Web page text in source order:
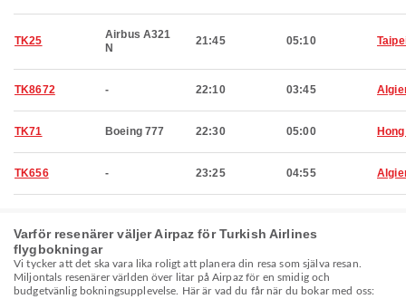
TK25
Airbus A321
N
21:45 05:10
TK8672 - 22:10 03:45
TK71 Boeing 777 22:30 05:00
TK656 - 23:25 04:55
Varför resenärer väljer Airpaz för Turkish Airlines
flygbokningar
Vi tycker att det ska vara lika roligt att planera din resa som själva resan.
Miljontals resenärer världen över litar på Airpaz för en smidig och
budgetvänlig bokningsupplevelse. Här är vad du får när du bokar med oss: